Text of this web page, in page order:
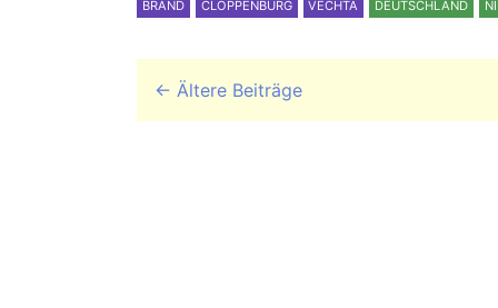
BRAND CLOPPENBURG VECHTA DEUTSCHLAND
Beitrags-Navigation
← Ältere Beiträge